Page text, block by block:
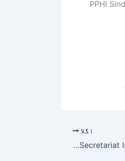
PPHI
اگلا
Federal Tax Ombudsman Secretariat Islamabad Jobs 2019